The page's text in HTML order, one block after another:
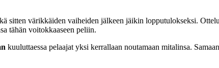
sitten värikkäiden vaiheiden jälkeen jäikin lopputulokseksi.
tähän voitokkaaseen peliin.
kuuluttaessa pelaajat yksi kerrallaan noutamaan mitalinsa.